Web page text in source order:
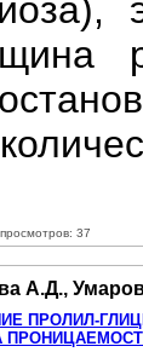
37
А.Д.,
ПРОЛИЛ-